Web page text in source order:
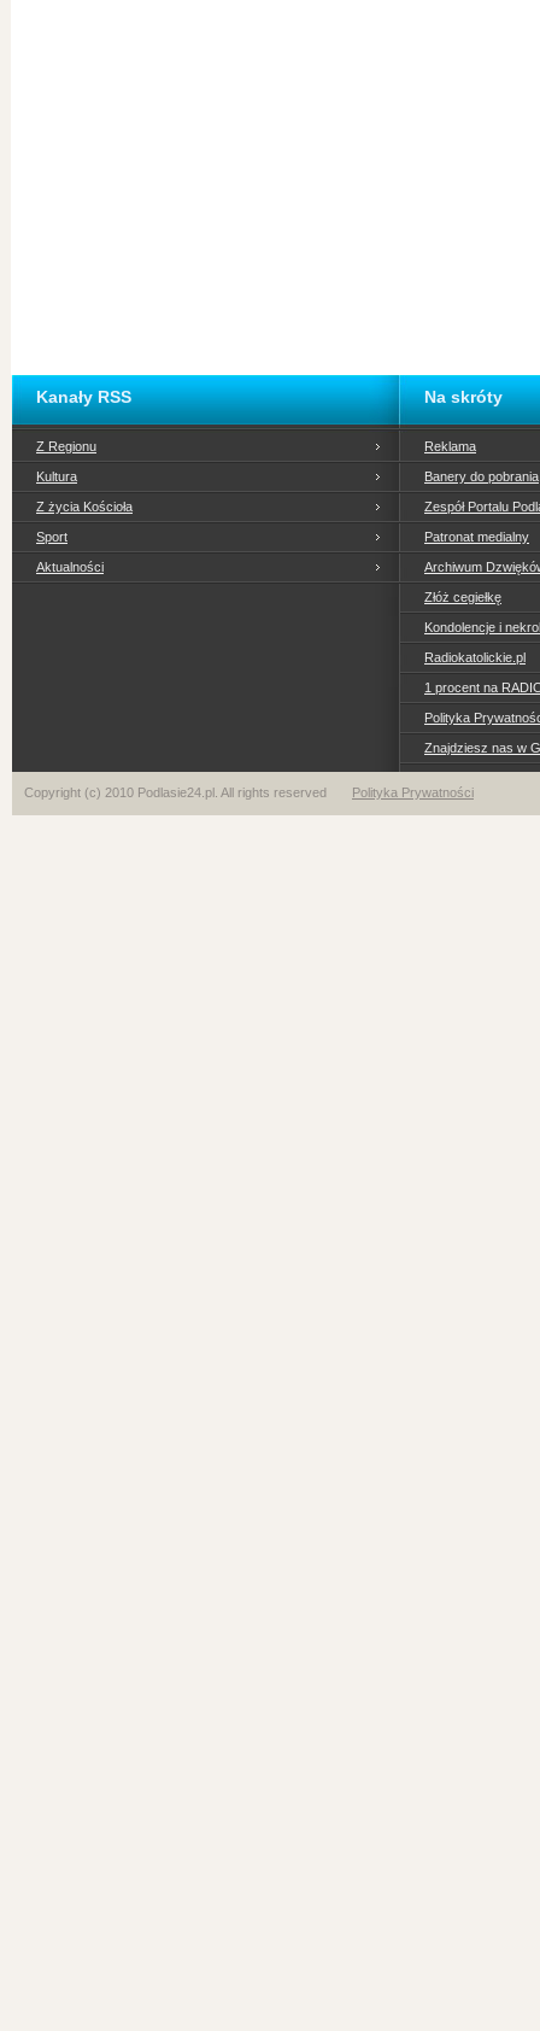
Kanały RSS
Z Regionu
Kultura
Z życia Kościoła
Sport
Aktualności
Na skróty
Reklama
Banery do pobrania
Zespół Portalu
Patronat medialny
Archiwum
Złóż cegiełkę
Kondolencje i
Radiokatolickie.pl
1 procent na
Polityka
Znajdziesz nas w
Copyright (c) 2010 Podlasie24.pl. All rights reserved Polityka Prywatności